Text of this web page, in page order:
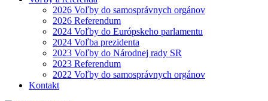
2026 Voľby do samosprávnych orgánov
2026 Referendum
2024 Voľby do Európskeho parlamentu
2024 Voľba prezidenta
2023 Voľby do Národnej rady SR
2023 Referendum
2022 Voľby do samosprávnych orgánov
Kontakt